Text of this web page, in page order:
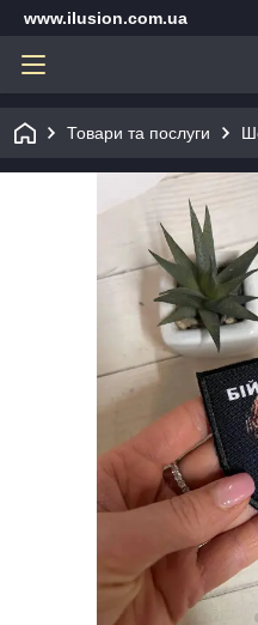
www.ilusion.com.ua
Товари та послуги